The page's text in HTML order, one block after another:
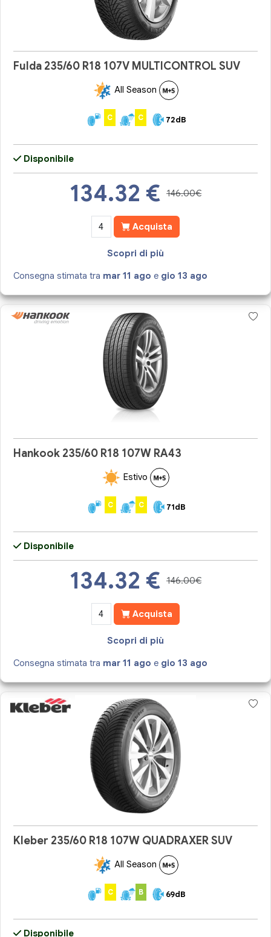
Fulda 235/60 R18 107V MULTICONTROL SUV
All Season
C C 72dB
Disponibile
134.32 € 146.00€
Acquista
Scopri di più
Consegna stimata tra mar 11 ago e gio 13 ago
Hankook 235/60 R18 107W RA43
Estivo
C C 71dB
Disponibile
134.32 € 146.00€
Acquista
Scopri di più
Consegna stimata tra mar 11 ago e gio 13 ago
Kleber 235/60 R18 107W QUADRAXER SUV
All Season
C B 69dB
Disponibile